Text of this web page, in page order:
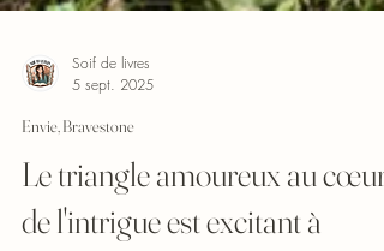
Soif de livres
Envie, Bravestone
Le triangle amoureux au cœur